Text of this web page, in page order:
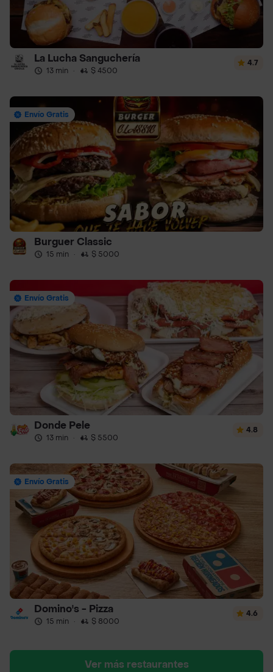
La Lucha Sanguchería
13 min · $ 4500
4.7
Envío Gratis
Burguer Classic
15 min · $ 5000
Envío Gratis
Donde Pele
13 min · $ 5500
4.8
Envío Gratis
Domino's - Pizza
15 min · $ 8000
4.6
Ver más restaurantes